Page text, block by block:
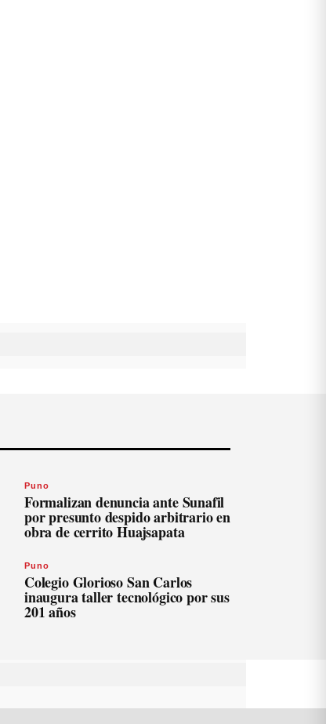
Puno
Formalizan denuncia ante Sunafil
por presunto despido arbitrario en
obra de cerrito Huajsapata
Puno
Colegio Glorioso San Carlos
inaugura taller tecnológico por sus
201 años